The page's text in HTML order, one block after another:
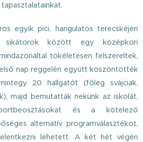
egyik pici, hangulatos terecskéjén
sikátorok között egy középkori
tökéletesen felszereltek,
nap reggelén együtt köszöntötték
20 hallgatót (főleg svájciak,
majd bemutatták nekünk az iskolát,
és a kötelező
alternatív programválasztékot,
lehetett. A két hét végén